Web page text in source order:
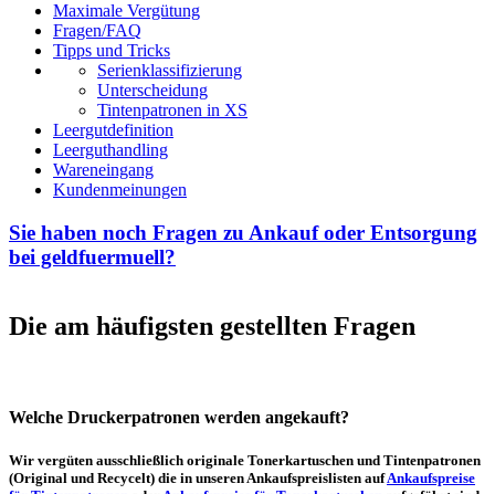
Maximale Vergütung
Fragen/FAQ
Tipps und Tricks
Serienklassifizierung
Unterscheidung
Tintenpatronen in XS
Leergutdefinition
Leerguthandling
Wareneingang
Kundenmeinungen
Sie haben noch Fragen zu Ankauf oder Entsorgung
bei geldfuermuell?
Die am häufigsten gestellten Fragen
Welche Druckerpatronen werden angekauft?
Wir vergüten ausschließlich originale Tonerkartuschen und Tintenpatronen
(Original und Recycelt) die in unseren Ankaufspreislisten aufAnkaufspreise